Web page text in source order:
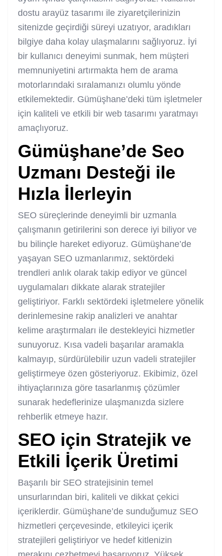
dostu arayüz tasarımı ile ziyaretçilerinizin
sitenizde geçirdiği süreyi uzatıyor, aradıkları
bilgiye daha kolay ulaşmalarını sağlıyoruz. İyi
bir kullanıcı deneyimi sunmak, hem müşteri
memnuniyetini artırmakta hem de arama
motorlarındaki sıralamanızı olumlu yönde
etkilemektedir. Gümüşhane’deki tüm işletmeler
için kaliteli ve etkili bir web tasarımı yaratmayı
amaçlıyoruz.
Gümüşhane’de Seo
Uzmanı Desteği ile
Hızla İlerleyin
SEO süreçlerinde deneyimli bir uzmanla
çalışmanın getirilerini son derece iyi biliyor ve
bu bilinçle hareket ediyoruz. Gümüşhane’de
yaşayan SEO uzmanlarımız, sektördeki
trendleri anlık olarak takip ediyor ve güncel
uygulamaları dikkate alarak stratejiler
geliştiriyor. Farklı sektördeki işletmelere yönelik
derinlemesine rakip analizleri ve anahtar
kelime araştırmaları ile destekleyici hizmetler
sunuyoruz. Kısa vadeli başarılar aramakla
kalmayıp, sürdürülebilir uzun vadeli stratejiler
geliştirmeye özen gösteriyoruz. Ekibimiz, özel
ihtiyaçlarınıza göre tasarlanmış çözümler
sunarak hedeflerinize ulaşmanızda sizlere
rehberlik etmeye hazır.
SEO için Stratejik ve
Etkili İçerik Üretimi
Başarılı bir SEO stratejisinin temel
unsurlarından biri, kaliteli ve dikkat çekici
içeriklerdir. Gümüşhane’de sunduğumuz SEO
hizmetleri çerçevesinde, etkileyici içerik
stratejileri geliştiriyor ve hedef kitlenizin